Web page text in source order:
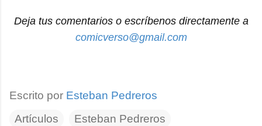
Deja tus comentarios o escríbenos directamente a
comicverso@gmail.com
Escrito por Esteban Pedreros
Artículos
Esteban Pedreros